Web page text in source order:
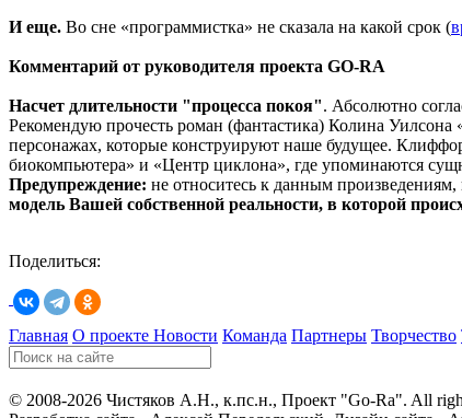
И еще. Во сне «программистка» не сказала на какой срок (
Комментарий от руководителя проекта GO-RA
Насчет длительности "процесса покоя". Абсолютно
Рекомендую прочесть роман (фантастика) Колина
персонажах, которые конструируют наше будущее.
биокомпьютера» и «Центр циклона», где упоминаются
Предупреждение: не относитесь к данным
модель Вашей собственной реальности, в которой проис
Поделиться:
Главная О проекте Новости Команда Партнеры Творчество
© 2008-2026 Чистяков А.Н., к.пс.н., Проект "Go-Ra". All